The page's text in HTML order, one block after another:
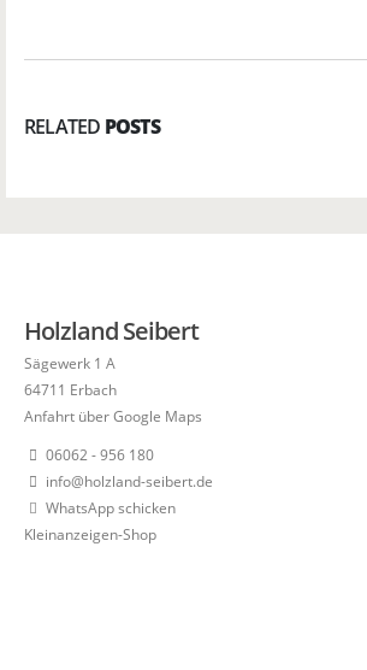
RELATED POSTS
Holzland Seibert
Sägewerk 1 A
64711 Erbach
Anfahrt über Google Maps
06062 - 956 180
info@holzland-seibert.de
WhatsApp schicken
Kleinanzeigen-Shop